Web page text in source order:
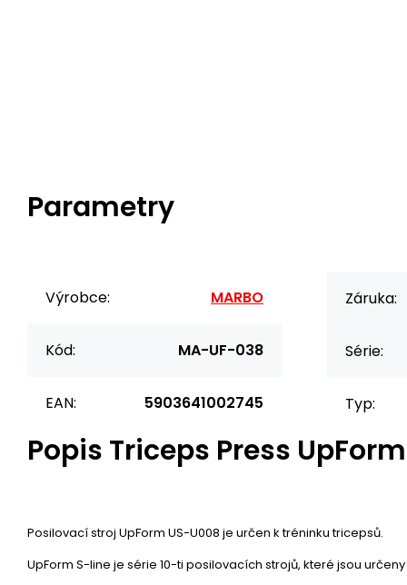
Parametry
Výrobce: MARBO
Kód: MA-UF-038
EAN: 5903641002745
Záruka:
Série:
Typ:
Popis Triceps Press
Posilovací stroj UpForm US-U008 je určen k tréninku tricepsů.
UpForm S-line je série 10-ti posilovacích strojů, které jsou